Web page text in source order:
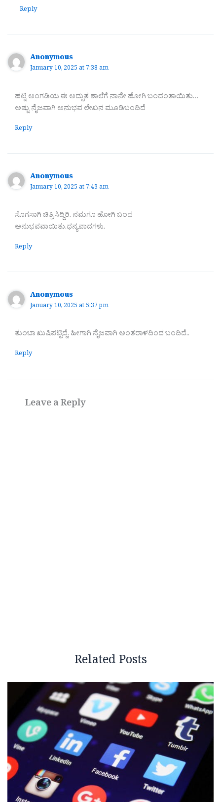
Reply
Anonymous
January 10, 2025 at 7:38 am
ಹಟ್ಟಿ ಅಂಗಡಿಯ ಈ ಅದ್ಭುತ ಶಾಲೆಗೆ ನಾನೇ ಹೋಗಿ ಬಂದಂತಾಯಿತು…
ಅಷ್ಟು ನೈಜವಾಗಿ ಅನುಭವ ಲೇಖನ ಮೂಡಿಬಂದಿದೆ
Reply
Anonymous
January 10, 2025 at 7:43 am
ಸೊಗಸಾಗಿ ಚಿತ್ರಿಸಿದ್ದಿರಿ. ನಮಗೂ ಹೋಗಿ ಬಂದ
ಅನುಭವವಾಯಿತು.ಧನ್ಯವಾದಗಳು.
Reply
Anonymous
January 10, 2025 at 5:37 pm
ತುಂಬಾ ಖುಷಿಪಟ್ಟಿದ್ದೆ. ಹೀಗಾಗಿ ನೈಜವಾಗಿ ಅಂತರಾಳದಿಂದ ಬಂದಿದೆ..
Reply
Leave a Reply
Related Posts